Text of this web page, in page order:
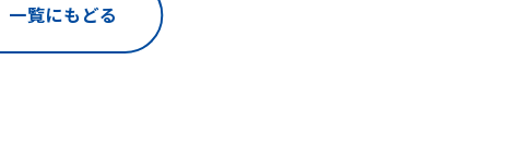
一覧にもどる